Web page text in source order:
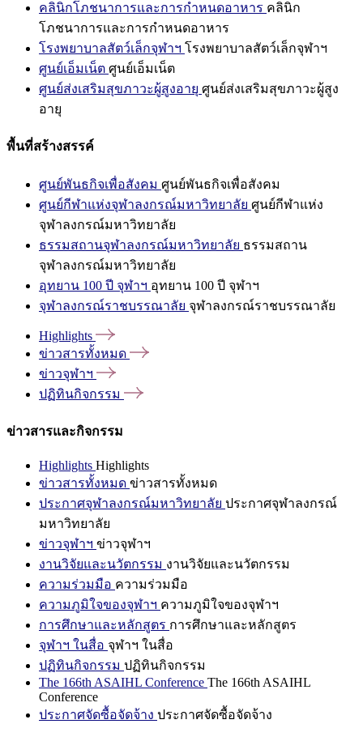
คลินิกโภชนาการและการกำหนดอาหาร คลินิก
โภชนาการและการกำหนดอาหาร
โรงพยาบาลสัตว์เล็กจุฬาฯ โรงพยาบาลสัตว์เล็กจุฬาฯ
ศูนย์เอ็มเน็ต ศูนย์เอ็มเน็ต
ศูนย์ส่งเสริมสุขภาวะผู้สูงอายุ ศูนย์ส่งเสริมสุขภาวะผู้สูง
อายุ
พื้นที่สร้างสรรค์
ศูนย์พันธกิจเพื่อสังคม ศูนย์พันธกิจเพื่อสังคม
ศูนย์กีฬาแห่งจุฬาลงกรณ์มหาวิทยาลัย ศูนย์กีฬาแห่ง
จุฬาลงกรณ์มหาวิทยาลัย
ธรรมสถานจุฬาลงกรณ์มหาวิทยาลัย ธรรมสถาน
จุฬาลงกรณ์มหาวิทยาลัย
อุทยาน 100 ปี จุฬาฯ อุทยาน 100 ปี จุฬาฯ
จุฬาลงกรณ์ราชบรรณาลัย จุฬาลงกรณ์ราชบรรณาลัย
Highlights
ข่าวสารทั้งหมด
ข่าวจุฬาฯ
ปฏิทินกิจกรรม
ข่าวสารและกิจกรรม
Highlights Highlights
ข่าวสารทั้งหมด ข่าวสารทั้งหมด
ประกาศจุฬาลงกรณ์มหาวิทยาลัย ประกาศจุฬาลงกรณ์
มหาวิทยาลัย
ข่าวจุฬาฯ ข่าวจุฬาฯ
งานวิจัยและนวัตกรรม งานวิจัยและนวัตกรรม
ความร่วมมือ ความร่วมมือ
ความภูมิใจของจุฬาฯ ความภูมิใจของจุฬาฯ
การศึกษาและหลักสูตร การศึกษาและหลักสูตร
จุฬาฯ ในสื่อ จุฬาฯ ในสื่อ
ปฏิทินกิจกรรม ปฏิทินกิจกรรม
The 166th ASAIHL Conference The 166th ASAIHL
Conference
ประกาศจัดซื้อจัดจ้าง ประกาศจัดซื้อจัดจ้าง